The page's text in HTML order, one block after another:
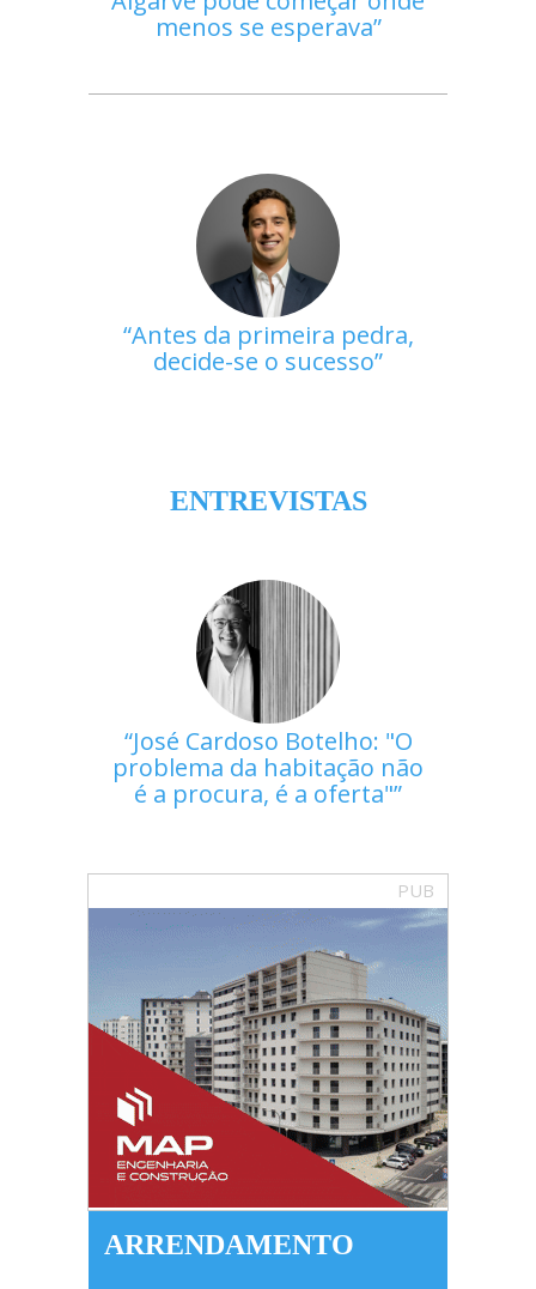
menos se esperava
Antes da primeira pedra,
decide-se o sucesso
ENTREVISTAS
José Cardoso Botelho: "O
problema da habitação não
é a procura, é a oferta"
PUB
ARRENDAMENTO